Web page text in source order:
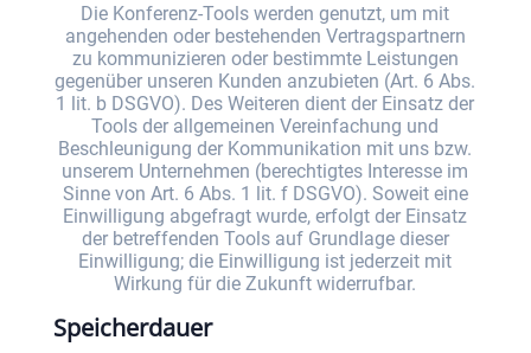
Die Konferenz-Tools werden genutzt, um mit
angehenden oder bestehenden Vertragspartnern
zu kommunizieren oder bestimmte Leistungen
gegenüber unseren Kunden anzubieten (Art. 6 Abs.
1 lit. b DSGVO). Des Weiteren dient der Einsatz der
Tools der allgemeinen Vereinfachung und
Beschleunigung der Kommunikation mit uns bzw.
unserem Unternehmen (berechtigtes Interesse im
Sinne von Art. 6 Abs. 1 lit. f DSGVO). Soweit eine
Einwilligung abgefragt wurde, erfolgt der Einsatz
der betreffenden Tools auf Grundlage dieser
Einwilligung; die Einwilligung ist jederzeit mit
Wirkung für die Zukunft widerrufbar.
Speicherdauer